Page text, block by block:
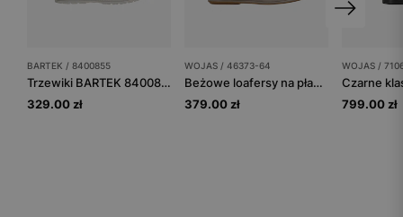
BARTEK / 8400855
Trzewiki BARTEK 84008-55, dla dziewcząt, różowe
329.00 zł
WOJAS / 46373-64
Beżowe loafersy na płaskiej podeszwie
379.00 zł
WOJAS /
799.00 zł